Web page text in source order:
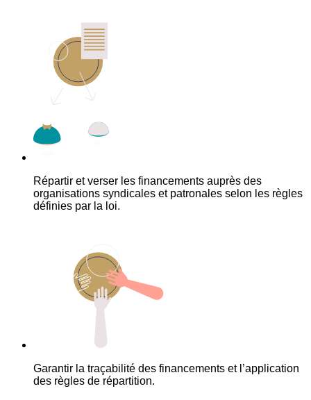
Répartir et verser les financements auprès des
organisations syndicales et patronales selon les règles
définies par la loi.
Garantir la traçabilité des financements et l’application
des règles de répartition.